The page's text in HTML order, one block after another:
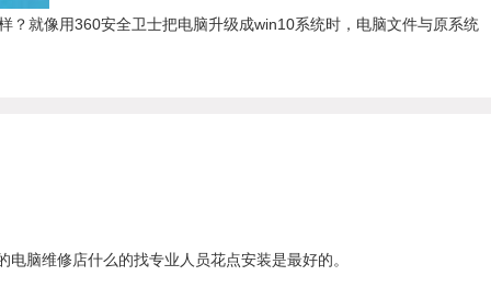
就像用360安全卫士把电脑升级成win10系统时，电脑文件与原系统
脑维修店什么的找专业人员花点安装是最好的。